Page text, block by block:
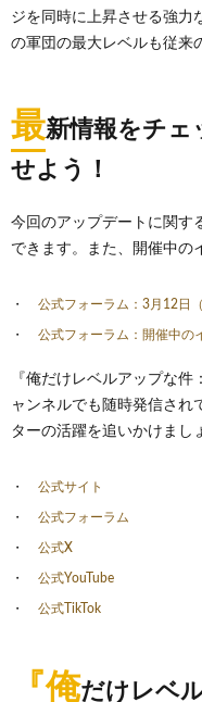
ジを同時に上昇させる強力
の軍団の最大レベルも従来
最新情報をチェ
せよう！
今回のアップデートに関す
できます。また、開催中の
公式フォーラム：3月12日
公式フォーラム：開催中の
『俺だけレベルアップな
ャンネルでも随時発信され
ターの活躍を追いかけまし
公式サイト
公式フォーラム
公式X
公式YouTube
公式TikTok
『俺だけレベ